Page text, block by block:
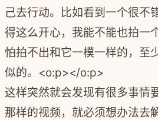
己去行动。比如看到一个很不
得这么开心，我能不能也拍一
怕拍不出和它一模一样的，至
似的。 <o:p></o:p>
这样突然就会发现有很多事情
那样的视频，就必须想办法去